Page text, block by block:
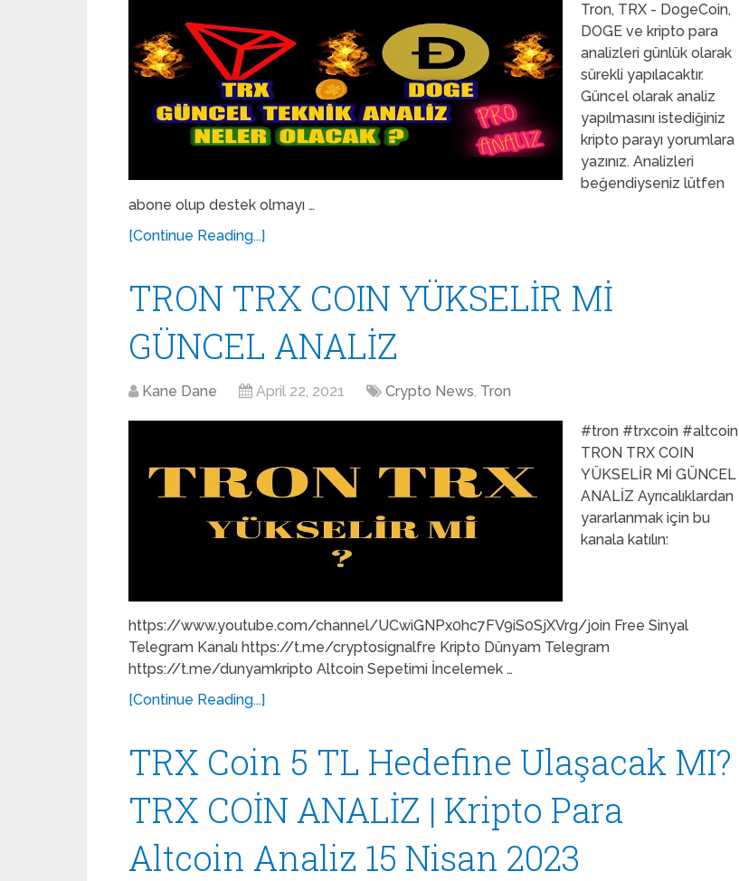
Tron, TRX - DogeCoin,
DOGE ve kripto para
analizleri günlük olarak
sürekli yapılacaktır.
Güncel olarak analiz
yapılmasını istediğiniz
kripto parayı yorumlara
yazınız. Analizleri
beğendiyseniz lütfen
abone olup destek olmayı …
[Continue Reading...]
TRON TRX COIN YÜKSELİR Mİ
GÜNCEL ANALİZ
Kane Dane April 22, 2021 Crypto News, Tron
#tron #trxcoin #altcoin
TRON TRX COIN
YÜKSELİR Mİ GÜNCEL
ANALİZ Ayrıcalıklardan
yararlanmak için bu
kanala katılın:
https://www.youtube.com/channel/UCwiGNPx0hc7FV9iS0SjXVrg/join Free Sinyal
Telegram Kanalı https://t.me/cryptosignalfre Kripto Dünyam Telegram
https://t.me/dunyamkripto Altcoin Sepetimi İncelemek …
[Continue Reading...]
TRX Coin 5 TL Hedefine Ulaşacak MI?
TRX COİN ANALİZ | Kripto Para
Altcoin Analiz 15 Nisan 2023